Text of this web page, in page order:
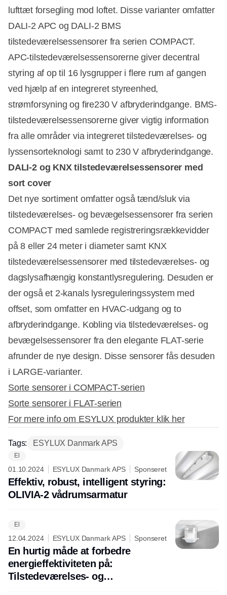
lufttæt forsegling mod loftet. Disse varianter omfatter
DALI-2 APC og DALI-2 BMS
tilstedeværelsessensorer fra serien COMPACT.
APC-tilstedeværelsessensorerne giver decentral
styring af op til 16 lysgrupper i flere rum af gangen
ved hjælp af en integreret styreenhed,
strømforsyning og fire230 V afbryderindgange. BMS-
tilstedeværelsessensorerne giver vigtig information
fra alle områder via integreret tilstedeværelses- og
lyssensorteknologi samt to 230 V afbryderindgange.
DALI-2 og KNX tilstedeværelsessensorer med
sort cover
Det nye sortiment omfatter også tænd/sluk via
tilstedeværelses- og bevægelsessensorer fra serien
COMPACT med samlede registreringsrækkevidder
på 8 eller 24 meter i diameter samt KNX
tilstedeværelsessensorer med tilstedeværelses- og
dagslysafhængig konstantlysregulering. Desuden er
der også et 2-kanals lysreguleringssystem med
offset, som omfatter en HVAC-udgang og to
afbryderindgange. Kobling via tilstedeværelses- og
bevægelsessensorer fra den elegante FLAT-serie
afrunder de nye design. Disse sensorer fås desuden
i LARGE-varianter.
Sorte sensorer i COMPACT-serien
Sorte sensorer i FLAT-serien
For mere info om ESYLUX produkter klik her
Tags: ESYLUX Danmark APS
El
01.10.2024 ESYLUX Danmark APS Sponseret
Effektiv, robust, intelligent styring:
OLIVIA-2 vådrumsarmatur
El
12.04.2024 ESYLUX Danmark APS Sponseret
En hurtig måde at forbedre
energieffektiviteten på:
Tilstedeværelses- og